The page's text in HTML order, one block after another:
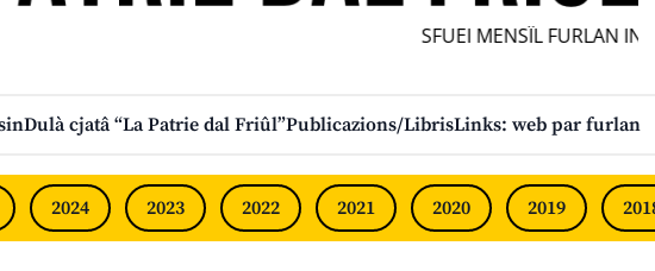
SFUEI MENSÎL FURLAN
Dulà cjatâ “La Patrie dal Friûl”Publicazions/LibrisLinks: web par furlan
2024 2023 2022 2021 2020 2019